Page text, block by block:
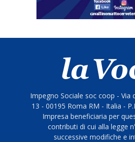
Impegno Sociale soc coop - Via
13 - 00195 Roma RM - Italia -
Impresa beneficiaria per
contributi di cui alla legge
successive modifiche e